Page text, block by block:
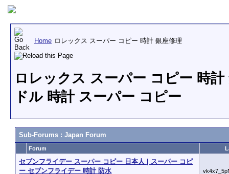
Home ロレックス スーパー コピー 時計 銀座修理
ロレックス スーパー コピー 時
ドル 時計 スーパー コピー
Sub-Forums : Japan Forum
Forum
セブンフライデー スーパー コピー 日本人 | スーパー コピ
ー セブンフライデー 時計 防水